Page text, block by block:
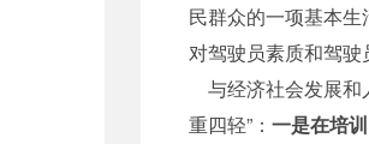
民群众的一项基本生
对驾驶员素质和驾驶
与经济社会发展和
重四轻”： 一是在培